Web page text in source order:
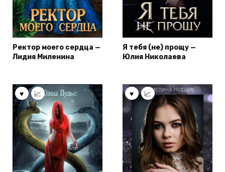
Ректор моего сердца —
Лидия Миленина
Я тебя (не) прощу —
Юлия Николаева